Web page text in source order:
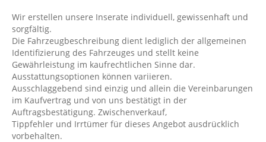
Fahrer- /Beifahrerairbag
Fahrer-/Beifahrersitz höhenverstellbar
Fensterheber elektrisch 4-fach
Fernlichtassistent
Geschwindigkeitsbegrenzer
Handyvorbereitung Bluetooth
ISOFIX Kindersitzbefestigung
Wir erstellen unsere Inserate individuell, gewissenhaft und
sorgfältig.
Die Fahrzeugbeschreibung dient lediglich der allgemeinen
Identifizierung des Fahrzeuges und stellt keine
Gewährleistung im kaufrechtlichen Sinne dar.
Ausstattungsoptionen können variieren.
Ausschlaggebend sind einzig und allein die Vereinbarungen
im Kaufvertrag und von uns bestätigt in der
Auftragsbestätigung. Zwischenverkauf,
Tippfehler und Irrtümer für dieses Angebot ausdrücklich
vorbehalten.